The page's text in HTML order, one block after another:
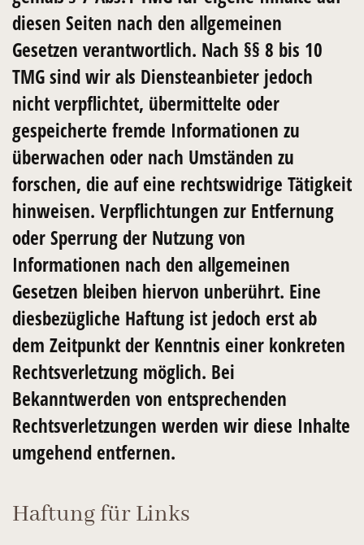
diesen Seiten nach den allgemeinen
Gesetzen verantwortlich. Nach §§ 8 bis 10
TMG sind wir als Diensteanbieter jedoch
nicht verpflichtet, übermittelte oder
gespeicherte fremde Informationen zu
überwachen oder nach Umständen zu
forschen, die auf eine rechtswidrige Tätigkeit
hinweisen. Verpflichtungen zur Entfernung
oder Sperrung der Nutzung von
Informationen nach den allgemeinen
Gesetzen bleiben hiervon unberührt. Eine
diesbezügliche Haftung ist jedoch erst ab
dem Zeitpunkt der Kenntnis einer konkreten
Rechtsverletzung möglich. Bei
Bekanntwerden von entsprechenden
Rechtsverletzungen werden wir diese Inhalte
umgehend entfernen.
Haftung für Links